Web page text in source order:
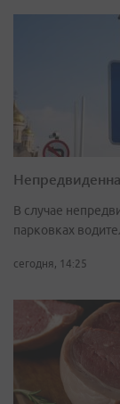
В случае
парковках
сегодня, 14:25